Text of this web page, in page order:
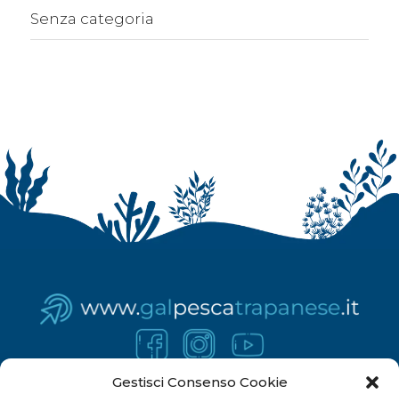
Gestisci Consenso Cookie
Senza categoria